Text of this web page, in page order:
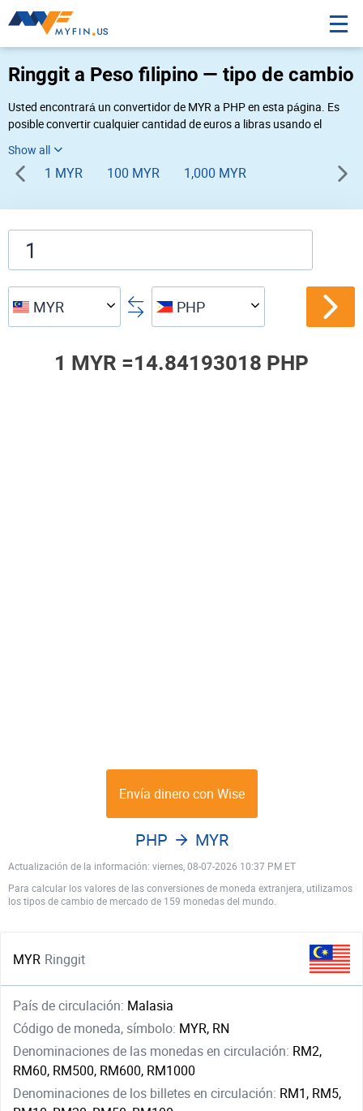
Ringgit a Peso filipino — tipo de cambio
Usted encontrará un convertidor de MYR a PHP en esta página. Es
posible convertir cualquier cantidad de euros a libras usando el
usted necesita una conversión inversa, vaya al convertidor de pares
dePHP MYR.
1 MYR 100 MYR 1,000 MYR
MYR PHP
1 MYR =14.84193018 PHP
Envía dinero con Wise
Actualización de la información: viernes, 08-07-2026 10:37 PM ET
PHP MYR
Para calcular los valores de las conversiones de moneda extranjera, utilizamos
los tipos de cambio de mercado de 159 monedas del mundo.
MYR Ringgit
País de circulación: Malasia
Código de moneda, símbolo: MYR, RN
Denominaciones de las monedas en circulación: RM2,
RM60, RM500, RM600, RM1000
Denominaciones de los billetes en circulación: RM1, RM5,